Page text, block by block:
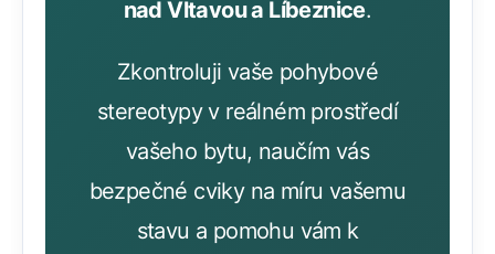
nad Vltavou a Líbeznice.
Zkontroluji vaše pohybové
stereotypy v reálném prostředí
vašeho bytu, naučím vás
bezpečné cviky na míru vašemu
stavu a pomohu vám k